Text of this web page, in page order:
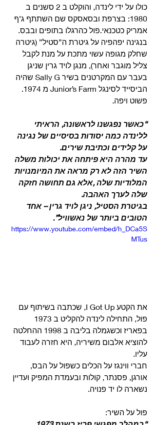
כולו על ידי לינדה, והוקלט ב 2 סשנים ב
1980: בצרפת ובסאסקס שם השתתף ג’ף
אמריק כטכנאי.פול כהרגלו בתופים ובבס.
בנגינה יפהפיה על גיטרת ה”סטיל” (גיטרה
שחלק מגופה עשוי מתכת על מנת לקבל
צליל מוגבר ואחר), מנגן לויד גרין שניגן
בעבר עם המקרטנים בשיר Sally G שהיה
הביסייד לסינגל Junior’s Farm מ 1974.
פשוט ויפה.
“כאשר נפגשנו לראשונה, הראיתי
ללינדה כמה יסודות בסיסיים של נגינה
על קלידים וכתיבת שירים.
עד מהרה היא פיתחה את יכולות משלה
השיר הזה לא רק מראה את המיומנויות
המלודיות שלה ,אלא גם תחושה חזקה
שלה לערך האהבה.
בגיטרת הסטיל, ניגן לויד גרין – אחד
הטובים ביותר של נאשוויל”.
https://www.youtube.com/embed/h_DCa5S
MTus
את הקטע I Got Up, שכתבה בשיתוף עם
בפאריז וכשגמלה בליבה ב 1998 ההחלטה
להוציא אלבום משיריה, היא חזרה לעבוד
עליו.
חברי ווינגז על הכלים כשפול על הבס,
אורגן, פסנתר, קולות ובעמדת המפיק ועדיין
נשארה לו יד פנויה.
פול על השיר: